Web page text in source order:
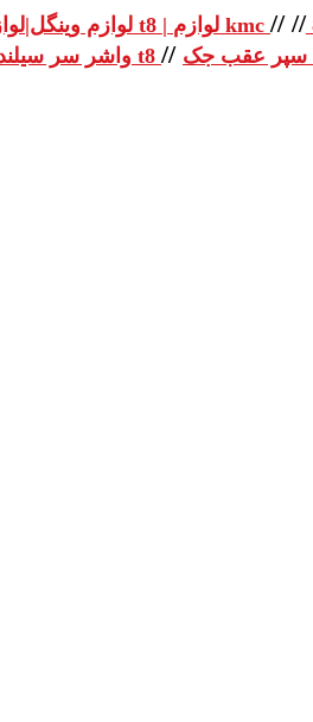
لوازم لوازم یدکی جک تی 8 | لوازم یدکی جک t8 | لوازم kmc // //
واشر سر سیلندر جک تی 8 | واشر سر سیلندر جک t8 // عقب جک تی 8 | سپر عقب جک